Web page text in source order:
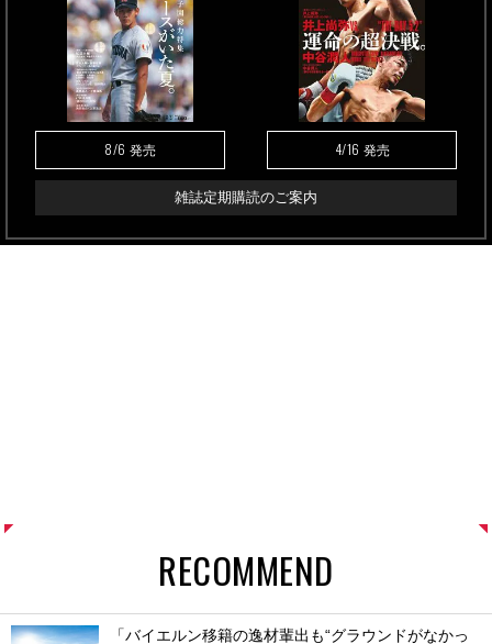
8/6 発売 4/16 発売
雑誌定期購読のご案内
RECOMMEND
「バイエルン移籍の逸材輩出も“グラウンドがなかっ